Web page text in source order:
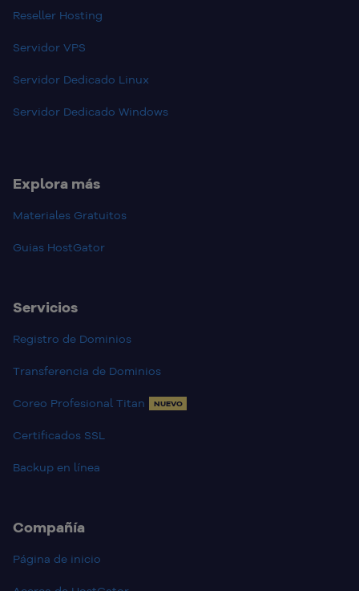
Reseller Hosting
Servidor VPS
Servidor Dedicado Linux
Servidor Dedicado Windows
Explora más
Materiales Gratuitos
Guias HostGator
Servicios
Registro de Dominios
Transferencia de Dominios
Coreo Profesional Titan NUEVO
Certificados SSL
Backup en línea
Compañía
Página de inicio